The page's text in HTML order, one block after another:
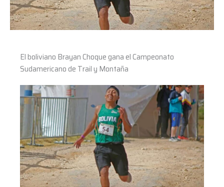
El boliviano Brayan Choque gana el Campeonato
Sudamericano de Trail y Montaña
Sudamericano
de
Trail
Montaña